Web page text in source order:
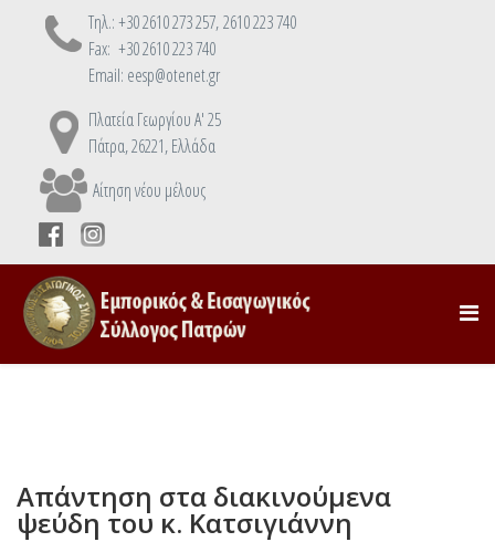
Τηλ.: +30 2610 273 257, 2610 223 740
Fax: +30 2610 223 740
Email: eesp@otenet.gr
Πλατεία Γεωργίου Α' 25
Πάτρα, 26221, Ελλάδα
Αίτηση νέου μέλους
Απάντηση στα διακινούμενα
ψεύδη του κ. Κατσιγιάννη